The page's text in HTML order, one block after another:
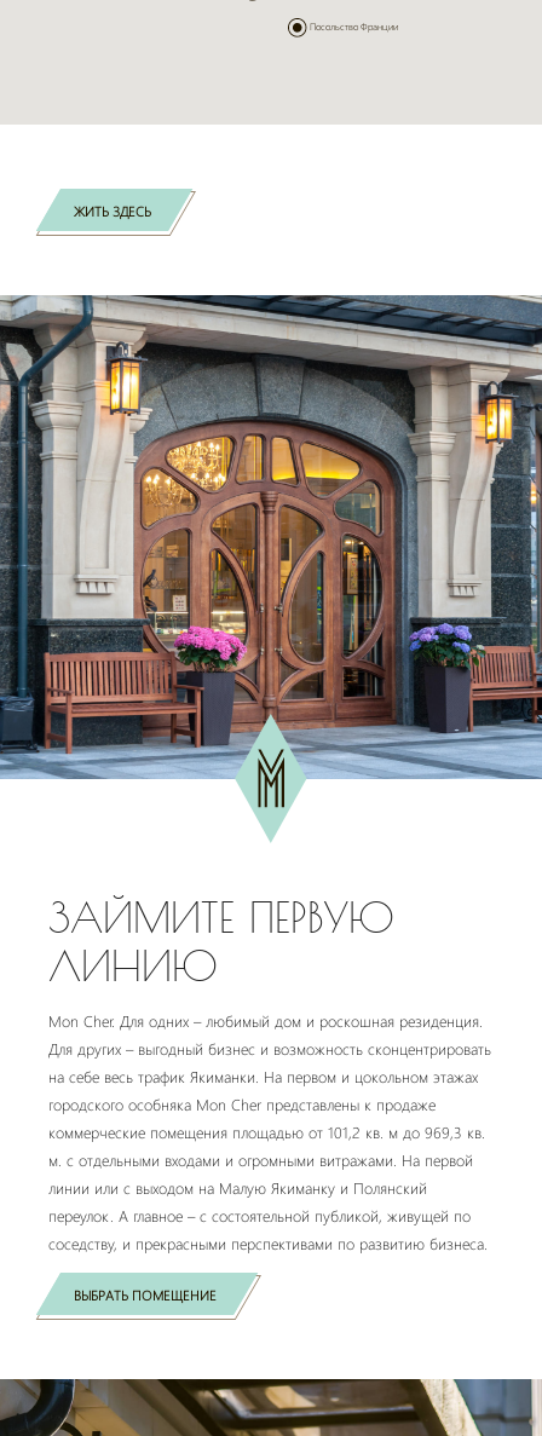
Посольство Франции
Посольство Франции
ЖИТЬ ЗДЕСЬ
ЗАЙМИТЕ ПЕРВУЮ
ЛИНИЮ
Mon Cher. Для одних – любимый дом и роскошная резиденция.
Для других – выгодный бизнес и возможность сконцентрировать
на себе весь трафик Якиманки. На первом и цокольном этажах
городского особняка Mon Cher представлены к продаже
коммерческие помещения площадью от 101,2 кв. м до 969,3 кв.
м. с отдельными входами и огромными витражами. На первой
линии или с выходом на Малую Якиманку и Полянский
переулок. А главное – с состоятельной публикой, живущей по
соседству, и прекрасными перспективами по развитию бизнеса.
ВЫБРАТЬ ПОМЕЩЕНИЕ